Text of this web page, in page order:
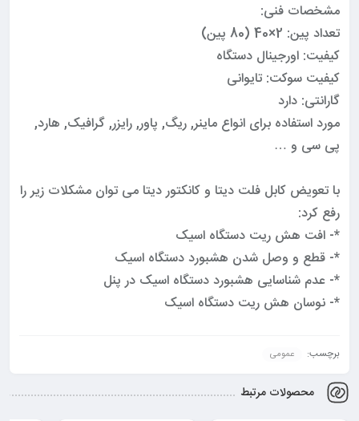
مشخصات فنی:
تعداد پین: 2×40 (80 پین)
کیفیت: اورجینال دستگاه
کیفیت سوکت: تایوانی
گارانتی: دارد
مورد استفاده برای انواع ماینر, ریگ, پاور, رایزر, گرافیک, هارد,
پی سی و …
با تعویض کابل فلت دیتا و کانکتور دیتا می توان مشکلات زیر را
رفع کرد:
*- افت هش ریت دستگاه اسیک
*- قطع و وصل شدن هشبورد دستگاه اسیک
*- عدم شناسایی هشبورد دستگاه اسیک در پنل
*- نوسان هش ریت دستگاه اسیک
برچسب: عمومی
محصولات مرتبط